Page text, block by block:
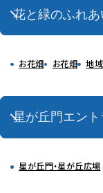
花と緑のふれあ
お花畑 お花畑 地
星が丘門エン
星が丘門・星が丘広場